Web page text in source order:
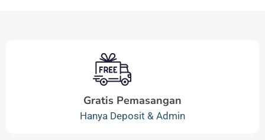
Gratis Pemasangan
Hanya Deposit & Admin